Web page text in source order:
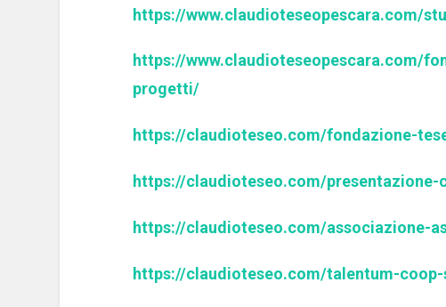
https://www.claudioteseopescara.com/
https://www.claudioteseopescara.com/
progetti/
https://claudioteseo.com/fondazione-
https://claudioteseo.com/
https://claudioteseo.com/associazione-
https://claudioteseo.com/talentum-